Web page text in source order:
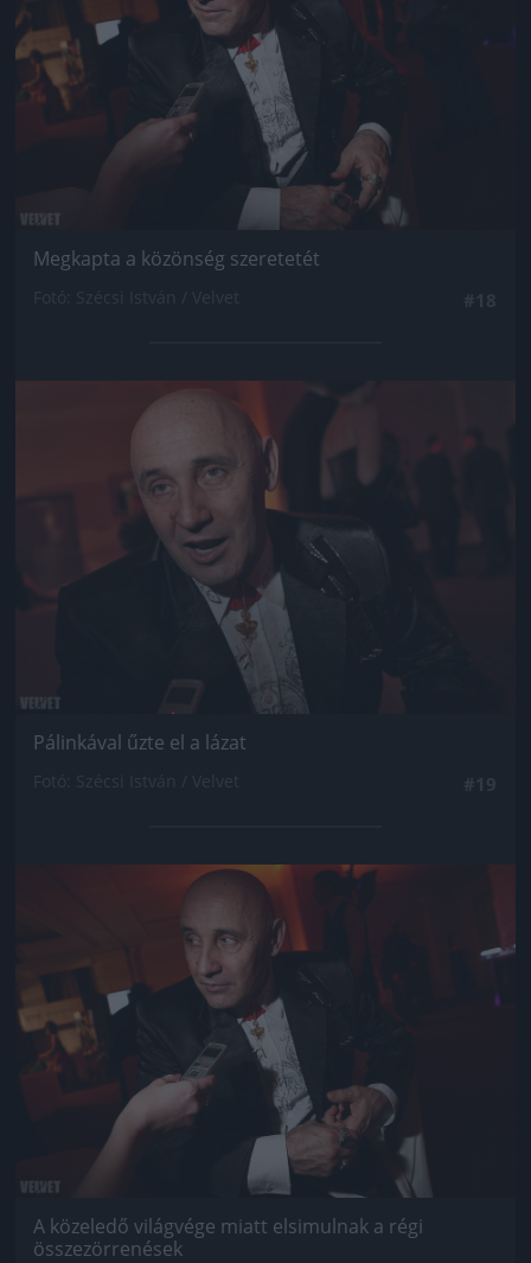
Megkapta a közönség szeretetét
Jön még kép!
Pálinkával űzte el a lázat
Jön még kép!
A közeledő világvége miatt elsimulnak a régi
összezörrenések